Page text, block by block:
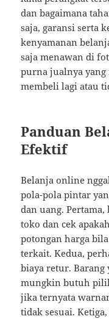
dan bagaimana
saja, garansi serta
kenyamanan
saja menawan di
purna jualnya
membeli lagi atau
Panduan
Efektif
Belanja online
pola-pola pintar
dan uang.
toko dan cek
potongan harga
terkait. Kedua,
biaya retur.
mungkin butuh
jika ternyata
tidak sesuai.